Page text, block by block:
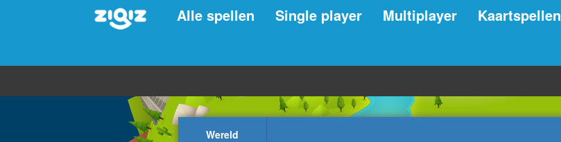
Alle spellen Single player Multiplayer Kaartspellen
Wereld